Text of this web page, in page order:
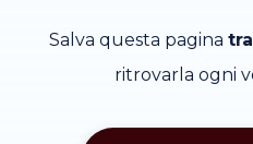
Salva questa pagina
ritrovarla ogni